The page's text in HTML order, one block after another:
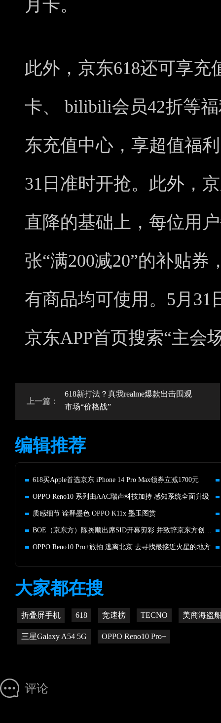
月卡。
此外，京东618还可享充
卡、 bilibili会员42折等
东充值中心，享超值福
31日准时开抢。此外，
直降的基础上，每位用
张“满200减20”的补贴
有商品均可使用。5月31
京东APP首页搜索“主会
上一篇：
618新打法？真我realme爆款出击围观
市场“价格战”
编辑推荐
618买Apple首选京东 iPhone 14 Pro Max领券立减1700元
OPPO Reno10 系列由AAC瑞声科技加持 感知系统全面升级
质感细节 诠释墨色 OPPO K11x 墨玉图赏
BOE（京东方）陈炎顺出席SID开幕剪彩 并致辞京东方创新生态论坛
OPPO Reno10 Pro+旅拍 逃离北京 去寻找最接近火星的地方
大家都在搜
折叠屏手机 618 竞速榜 TECNO 美商海盗
三星Galaxy A54 5G OPPO Reno10 Pro+
评论